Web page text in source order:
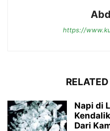
https://
Napi di
Dari